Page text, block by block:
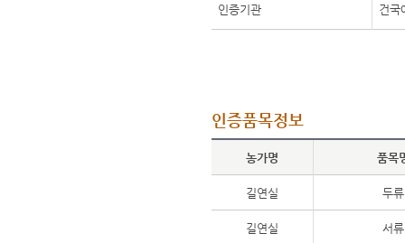
인증기관 건
인증품목정보
농가명 품목
길연실 두류
길연실 서류